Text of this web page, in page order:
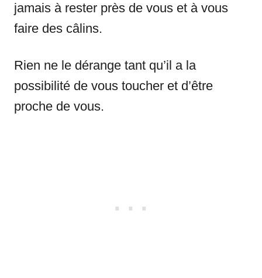
jamais à rester près de vous et à vous
faire des câlins.
Rien ne le dérange tant qu’il a la
possibilité de vous toucher et d’être
proche de vous.